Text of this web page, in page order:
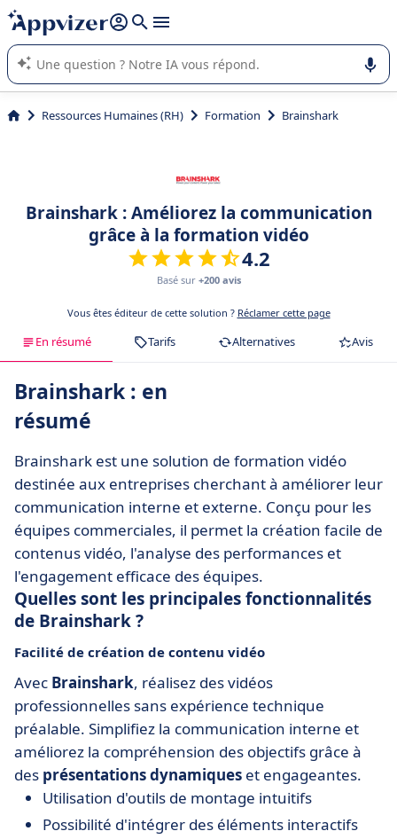
répondre (plusieurs lignes avec
L'IA de Appvizer vous guide dans l'utilisation ou la sélection de
logiciel SaaS en entreprise.
Ressources Humaines (RH) Formation Brainshark
Brainshark : Améliorez la communication
grâce à la formation vidéo
4.2
Basé sur +200 avis
Vous êtes éditeur de cette solution ? Réclamer cette page
En résumé Tarifs Alternatives Avis
Brainshark : en
résumé
Brainshark est une solution de formation vidéo
destinée aux entreprises cherchant à améliorer leur
communication interne et externe. Conçu pour les
équipes commerciales, il permet la création facile de
contenus vidéo, l'analyse des performances et
l'engagement efficace des équipes.
Quelles sont les principales fonctionnalités
de Brainshark ?
Facilité de création de contenu vidéo
Avec Brainshark, réalisez des vidéos
professionnelles sans expérience technique
préalable. Simplifiez la communication interne et
améliorez la compréhension des objectifs grâce à
des présentations dynamiques et engageantes.
Utilisation d'outils de montage intuitifs
Possibilité d'intégrer des éléments interactifs